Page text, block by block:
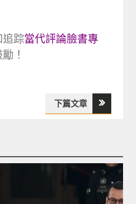
追踪當代評論臉書專
！
下篇文章